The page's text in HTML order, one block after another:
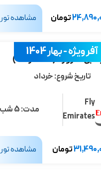
تومان مشاهده تور
آفر ویژه - بهار 1404
(24 خرداد)
تاریخ شروع:خرداد
Fly
Emirates
مدت:5 شب
تومان مشاهده تور